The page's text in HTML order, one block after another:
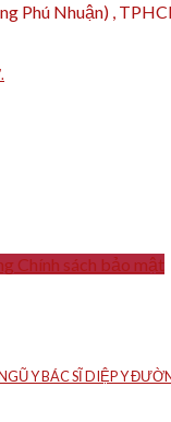
Y BÁC SĨ DIỆP Y
Phú Nhuận) ,
Chính sách bảo mật